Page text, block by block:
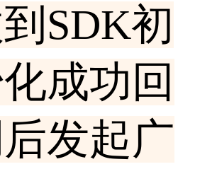
SDK初
成功回
发起广